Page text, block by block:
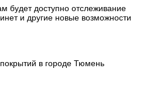
будет доступно отслеживание
и другие новые возможности
в городе Тюмень